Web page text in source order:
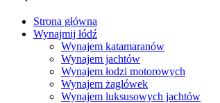
Strona główna
Wynajmij łódź
Wynajem katamaranów
Wynajem jachtów
Wynajem łodzi motorowych
Wynajem żaglówek
Wynajem luksusowych jachtów